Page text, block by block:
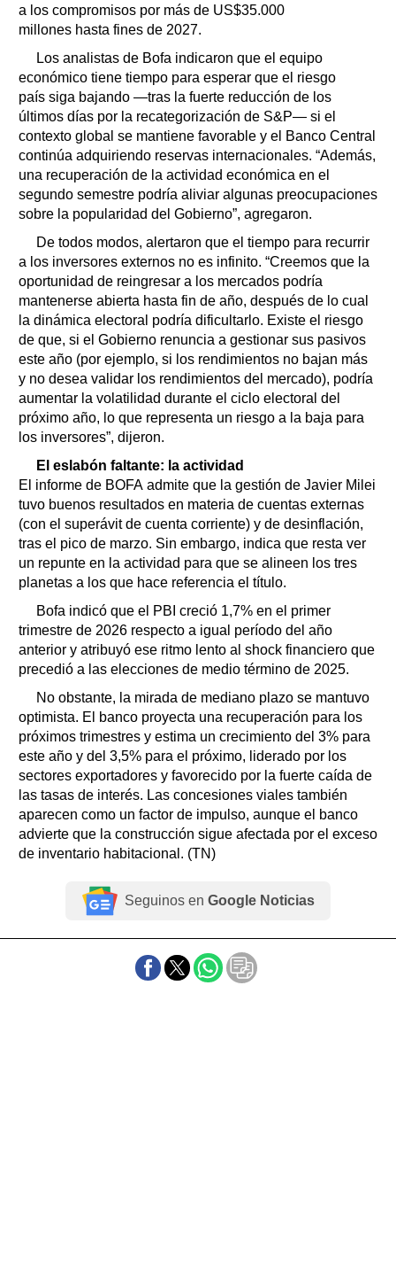
a los compromisos por más de US$35.000
millones hasta fines de 2027.
Los analistas de Bofa indicaron que el equipo
económico tiene tiempo para esperar que el riesgo
país siga bajando —tras la fuerte reducción de los
últimos días por la recategorización de S&P— si el
contexto global se mantiene favorable y el Banco Central
continúa adquiriendo reservas internacionales. “Además,
una recuperación de la actividad económica en el
segundo semestre podría aliviar algunas preocupaciones
sobre la popularidad del Gobierno”, agregaron.
De todos modos, alertaron que el tiempo para recurrir
a los inversores externos no es infinito. “Creemos que la
oportunidad de reingresar a los mercados podría
mantenerse abierta hasta fin de año, después de lo cual
la dinámica electoral podría dificultarlo. Existe el riesgo
de que, si el Gobierno renuncia a gestionar sus pasivos
este año (por ejemplo, si los rendimientos no bajan más
y no desea validar los rendimientos del mercado), podría
aumentar la volatilidad durante el ciclo electoral del
próximo año, lo que representa un riesgo a la baja para
los inversores”, dijeron.
El eslabón faltante: la actividad
El informe de BOFA admite que la gestión de Javier Milei
tuvo buenos resultados en materia de cuentas externas
(con el superávit de cuenta corriente) y de desinflación,
tras el pico de marzo. Sin embargo, indica que resta ver
un repunte en la actividad para que se alineen los tres
planetas a los que hace referencia el título.
Bofa indicó que el PBI creció 1,7% en el primer
trimestre de 2026 respecto a igual período del año
anterior y atribuyó ese ritmo lento al shock financiero que
precedió a las elecciones de medio término de 2025.
No obstante, la mirada de mediano plazo se mantuvo
optimista. El banco proyecta una recuperación para los
próximos trimestres y estima un crecimiento del 3% para
este año y del 3,5% para el próximo, liderado por los
sectores exportadores y favorecido por la fuerte caída de
las tasas de interés. Las concesiones viales también
aparecen como un factor de impulso, aunque el banco
advierte que la construcción sigue afectada por el exceso
de inventario habitacional. (TN)
Seguinos en Google Noticias